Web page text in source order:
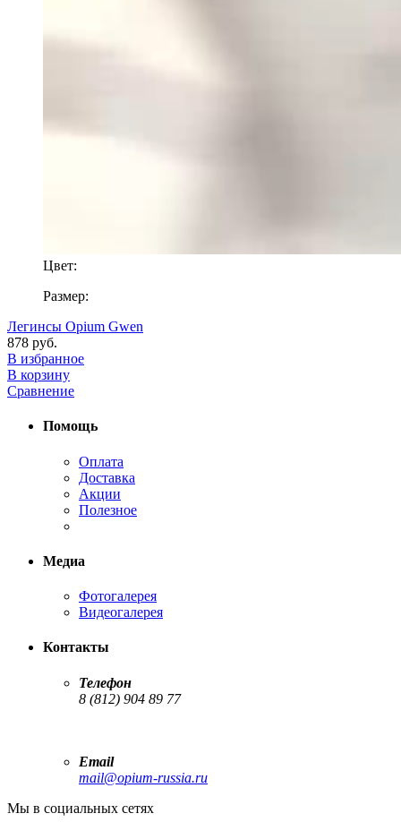
Цвет:
Размер:
Легинсы Opium Gwen
878 руб.
В избранное
В корзину
Сравнение
Помощь
Оплата
Доставка
Акции
Полезное
Медиа
Фотогалерея
Видеогалерея
Контакты
Телефон
8 (812) 904 89 77
Email
mail@opium-russia.ru
Мы в социальных сетях